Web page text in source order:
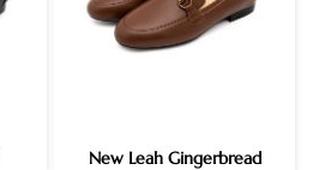
New Leah Gingerbread